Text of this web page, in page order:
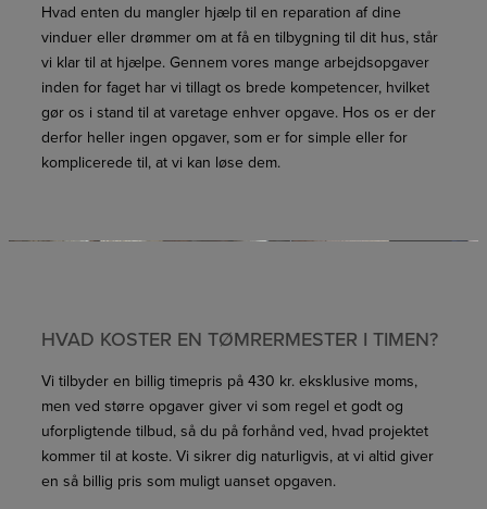
Hvad enten du mangler hjælp til en reparation af dine
vinduer eller drømmer om at få en tilbygning til dit hus, står
vi klar til at hjælpe. Gennem vores mange arbejdsopgaver
inden for faget har vi tillagt os brede kompetencer, hvilket
gør os i stand til at varetage enhver opgave. Hos os er der
derfor heller ingen opgaver, som er for simple eller for
komplicerede til, at vi kan løse dem.
HVAD KOSTER EN TØMRERMESTER I TIMEN?
Vi tilbyder en billig timepris på 430 kr. eksklusive moms,
men ved større opgaver giver vi som regel et godt og
uforpligtende tilbud, så du på forhånd ved, hvad projektet
kommer til at koste. Vi sikrer dig naturligvis, at vi altid giver
en så billig pris som muligt uanset opgaven.